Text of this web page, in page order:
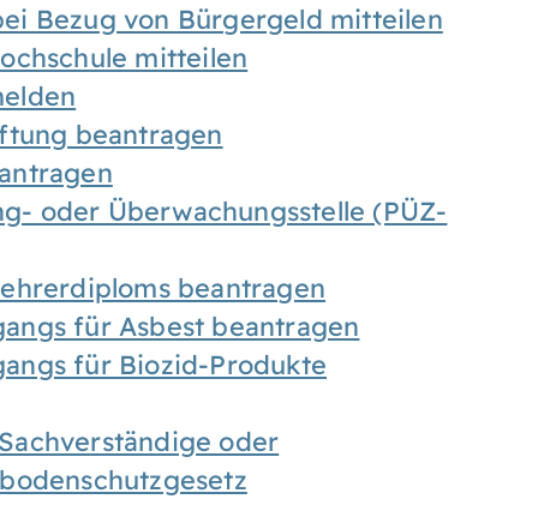
Bezug von Bürgergeld mitteilen
mitteilen
beantragen
oder Überwachungsstelle (PÜZ-
beantragen
für Asbest beantragen
für Biozid-Produkte
oder